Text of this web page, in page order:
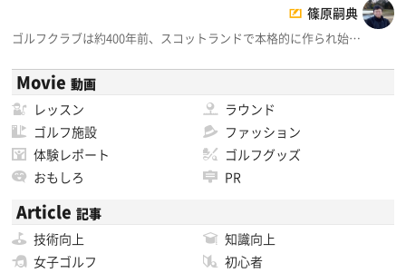
篠原嗣典
ゴルフクラブは約400年前、スコットランドで本格的に作られ始…
Movie 動画
レッスン
ラウンド
ゴルフ施設
ファッション
体験レポート
ゴルフグッズ
おもしろ
PR
Article 記事
技術向上
知識向上
女子ゴルフ
初心者